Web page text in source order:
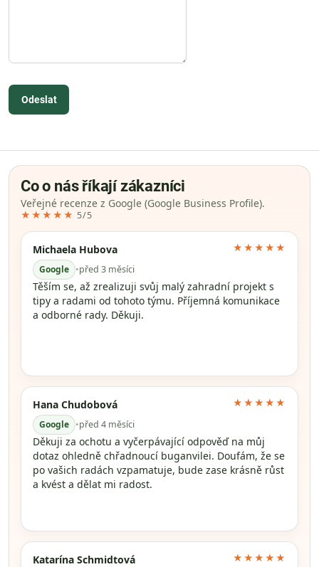
Odeslat
Co o nás říkají zákazníci
Veřejné recenze z Google (Google Business Profile).
★★★★★ 5/5
Michaela Hubova
Google •před 3 měsíci
★★★★★
Těším se, až zrealizuji svůj malý zahradní projekt s
tipy a radami od tohoto týmu. Příjemná komunikace
a odborné rady. Děkuji.
Hana Chudobová
Google •před 4 měsíci
★★★★★
Děkuji za ochotu a vyčerpávající odpověď na můj
dotaz ohledně chřadnoucí buganvilei. Doufám, že se
po vašich radách vzpamatuje, bude zase krásně růst
a kvést a dělat mi radost.
Katarína Schmidtová ★★★★★